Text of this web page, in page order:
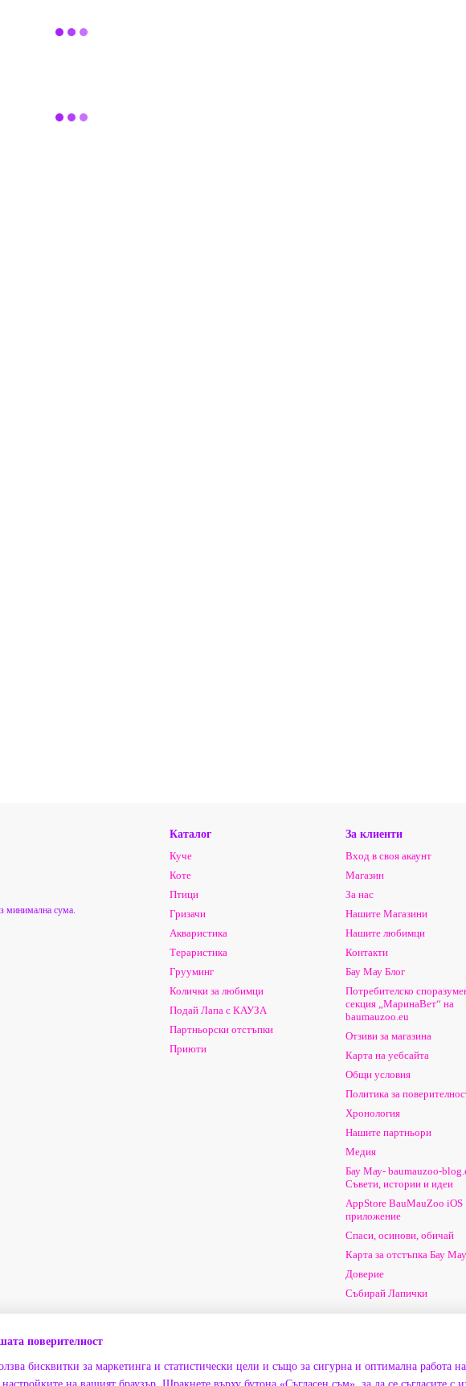
Каталог
Куче
Коте
Птици
Гризачи
Акваристика
Тераристика
Грууминг
Колички за любимци
Подай Лапа с КАУЗА
Партньорски отстъпки
Приюти
За клиенти
Вход в своя акаунт
Магазин
За нас
Нашите Магазини
Нашите любимци
Контакти
Бау Мау Блог
Потребителско
секция „МаринаВет“ на
baumauzoo.eu
Отзиви за магазина
Карта на уебсайта
Общи условия
Политика за
Хронология
Нашите партньори
Медия
Бау Мау- baumauzoo-
Съвети, истории и идеи
AppStore BauMauZoo iOS
приложение
Спаси, осинови, обичай
Карта за отстъпка Бау Мау
Доверие
Събирай Лапички
поверителност
бисквитки за маркетинга и статистически цели и също за сигурна и оптимална работа